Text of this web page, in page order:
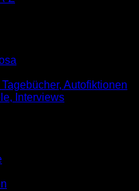
Autofiktionen
Interviews
versehen von Tobias